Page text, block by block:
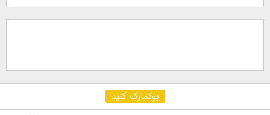
بوکمارک کنید